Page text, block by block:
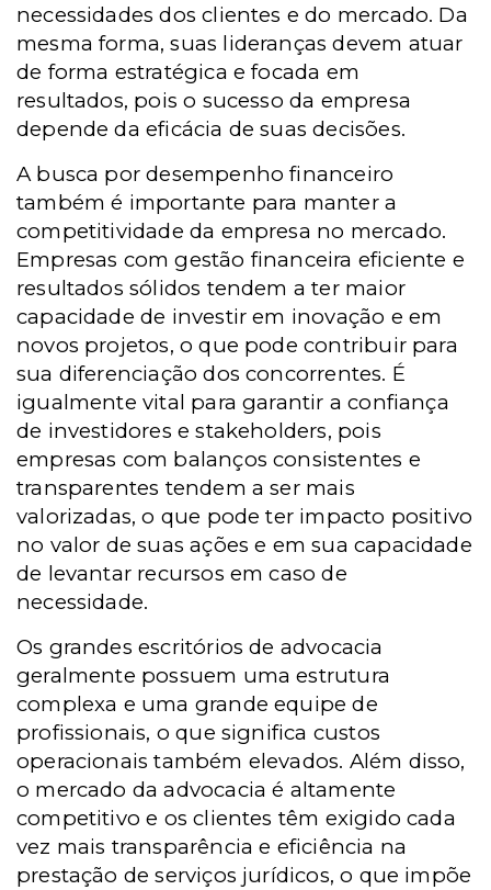
necessidades dos clientes e do mercado. Da
mesma forma, suas lideranças devem atuar
de forma estratégica e focada em
resultados, pois o sucesso da empresa
depende da eficácia de suas decisões.
A busca por desempenho financeiro
também é importante para manter a
competitividade da empresa no mercado.
Empresas com gestão financeira eficiente e
resultados sólidos tendem a ter maior
capacidade de investir em inovação e em
novos projetos, o que pode contribuir para
sua diferenciação dos concorrentes. É
igualmente vital para garantir a confiança
de investidores e stakeholders, pois
empresas com balanços consistentes e
transparentes tendem a ser mais
valorizadas, o que pode ter impacto positivo
no valor de suas ações e em sua capacidade
de levantar recursos em caso de
necessidade.
Os grandes escritórios de advocacia
geralmente possuem uma estrutura
complexa e uma grande equipe de
profissionais, o que significa custos
operacionais também elevados. Além disso,
o mercado da advocacia é altamente
competitivo e os clientes têm exigido cada
vez mais transparência e eficiência na
prestação de serviços jurídicos, o que impõe